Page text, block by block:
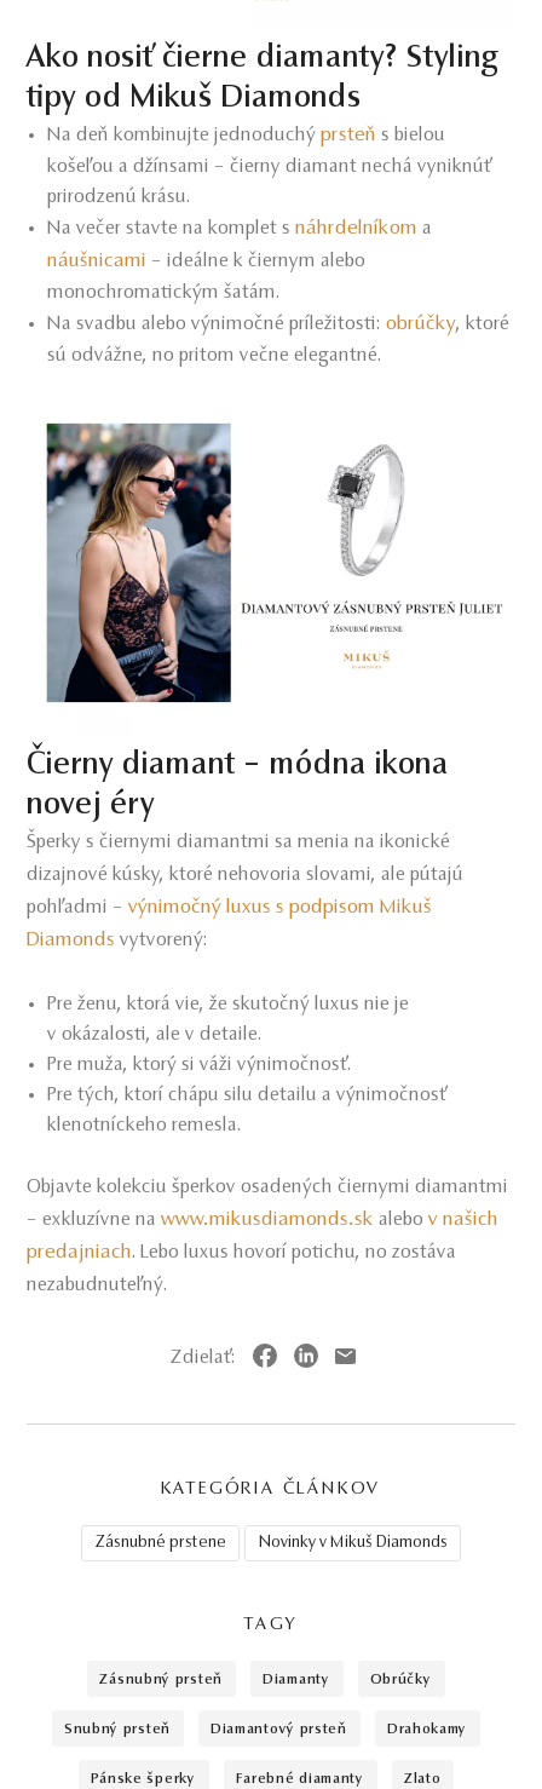
Ako nosiť čierne diamanty? Styling
tipy od Mikuš Diamonds
Na deň kombinujte jednoduchýprsteň s bielou
košeľou a džínsami – čierny diamant nechá vyniknúť
prirodzenú krásu.
Na večer stavte na komplet snáhrdelníkom a
náušnicami – ideálne k čiernym alebo
monochromatickým šatám.
Na svadbu alebo výnimočné príležitosti:obrúčky, ktoré
sú odvážne, no pritom večne elegantné.
Čierny diamant – módna ikona
novej éry
Šperky s čiernymi diamantmi sa menia na ikonické
dizajnové kúsky, ktoré nehovoria slovami, ale pútajú
pohľadmi –výnimočný luxus s podpisom Mikuš
Diamonds vytvorený:
Pre ženu, ktorá vie, že skutočný luxus nie je
v okázalosti, ale v detaile.
Pre muža, ktorý si váži výnimočnosť.
Pre tých, ktorí chápu silu detailu a výnimočnosť
klenotníckeho remesla.
Objavte kolekciu šperkov osadených čiernymi diamantmi
– exkluzívne nawww.mikusdiamonds.sk alebov našich
predajniach. Lebo luxus hovorí potichu, no zostáva
nezabudnuteľný.
Zdielať:
KATEGÓRIA ČLÁNKOV
Zásnubné prstene Novinky v Mikuš Diamonds
TAGY
zásnubný prsteň diamanty obrúčky
snubný prsteň diamantový prsteň drahokamy
pánske šperky farebné diamanty zlato